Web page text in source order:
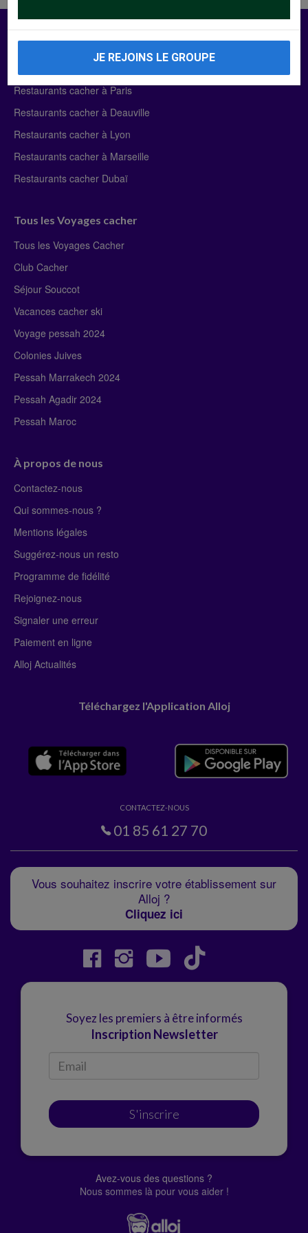
Manger Cacher
Restaurants cacher à Paris
Restaurants cacher à Deauville
Restaurants cacher à Lyon
Restaurants cacher à Marseille
Restaurants cacher Dubaï
Tous les Voyages cacher
Tous les Voyages Cacher
Club Cacher
Séjour Souccot
Vacances cacher ski
Voyage pessah 2024
Colonies Juives
Pessah Marrakech 2024
Pessah Agadir 2024
Pessah Maroc
À propos de nous
Contactez-nous
Qui sommes-nous ?
Mentions légales
Suggérez-nous un resto
Programme de fidélité
Rejoignez-nous
Signaler une erreur
Paiement en ligne
Alloj Actualités
Téléchargez l'Application Alloj
CONTACTEZ-NOUS
01 85 61 27 70
Vous souhaitez inscrire votre établissement sur
Alloj ?
Cliquez ici
Soyez les premiers à être informés
Inscription Newsletter
S'inscrire
Avez-vous des questions ?
Nous sommes là pour vous aider !
JE REJOINS LE GROUPE